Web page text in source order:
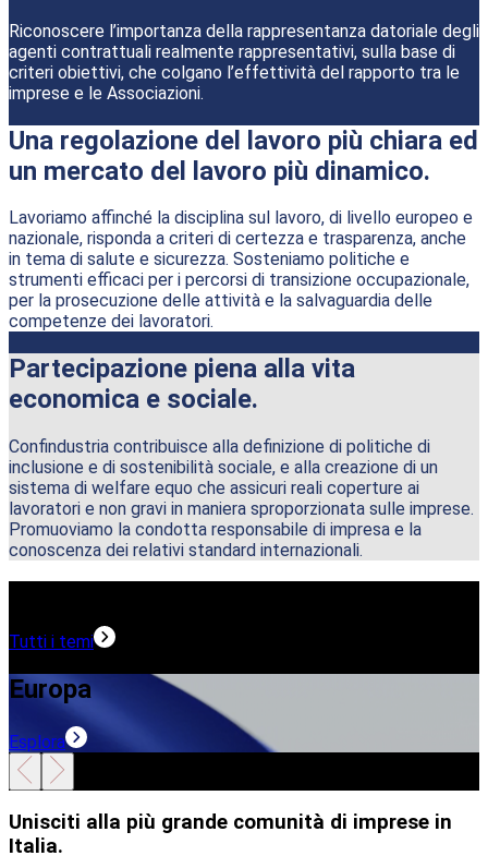
Riconoscere l’importanza della rappresentanza datoriale degli
agenti contrattuali realmente rappresentativi, sulla base di
criteri obiettivi, che colgano l’effettività del rapporto tra le
imprese e le Associazioni.
Una regolazione del lavoro più chiara ed
un mercato del lavoro più dinamico.
Lavoriamo affinché la disciplina sul lavoro, di livello europeo e
nazionale, risponda a criteri di certezza e trasparenza, anche
in tema di salute e sicurezza. Sosteniamo politiche e
strumenti efficaci per i percorsi di transizione occupazionale,
per la prosecuzione delle attività e la salvaguardia delle
competenze dei lavoratori.
Partecipazione piena alla vita
economica e sociale.
Confindustria contribuisce alla definizione di politiche di
inclusione e di sostenibilità sociale, e alla creazione di un
sistema di welfare equo che assicuri reali coperture ai
lavoratori e non gravi in maniera sproporzionata sulle imprese.
Promuoviamo la condotta responsabile di impresa e la
conoscenza dei relativi standard internazionali.
Tutti i temi
Europa
Esplora
Unisciti alla più grande comunità di imprese in
Italia.